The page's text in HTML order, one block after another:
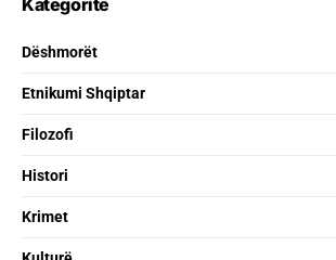
Kategoritë
Dëshmorët
Etnikumi Shqiptar
Filozofi
Histori
Krimet